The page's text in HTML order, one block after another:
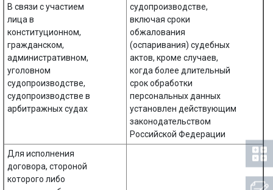
В связи с участием
лица в
конституционном,
гражданском,
административном,
уголовном
судопроизводстве,
судопроизводстве в
арбитражных судах
судопроизводстве,
включая сроки
обжалования
(оспаривания) судебных
актов, кроме случаев,
когда более длительный
срок обработки
персональных данных
установлен действующим
законодательством
Российской Федерации
Для исполнения
договора, стороной
которого либо